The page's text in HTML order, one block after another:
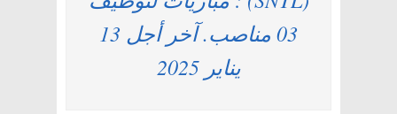
03 مناصب. آخر أجل 13
يناير 2025